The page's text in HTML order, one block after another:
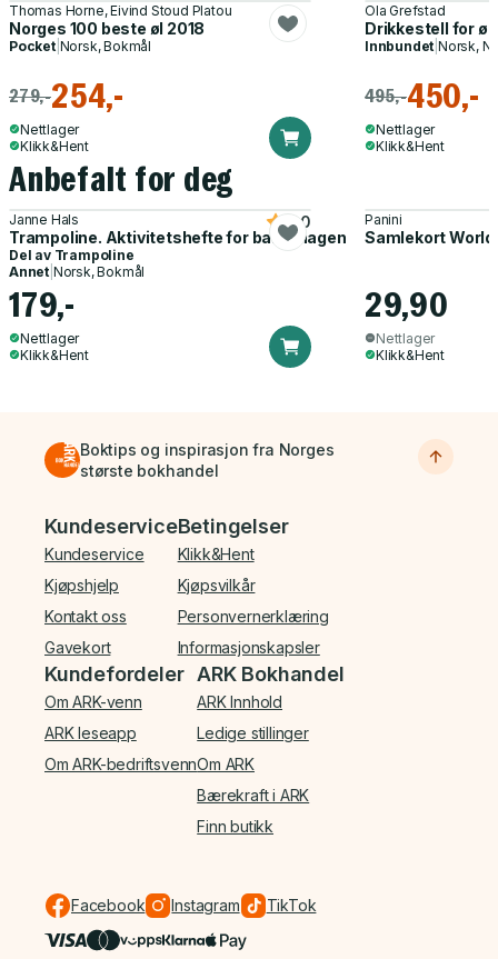
Thomas Horne, Eivind Stoud Platou
Norges 100 beste øl 2018
Pocket| Norsk, Bokmål
279,-254,-
Nettlager
Klikk&Hent
Ola Grefstad
Drikkestell for øl
Innbundet Norsk,
495,-450,-
Nettlager
Klikk&Hent
Anbefalt for deg
Janne Hals
Trampoline. Aktivitetshefte for barnehagen
5.0
Del av Trampoline
Annet Norsk, Bokmål
179,-
Nettlager
Klikk&Hent
Panini
Samlekort
29,90
Nettlager
Klikk&Hent
Boktips og inspirasjon fra Norges
største bokhandel
Bunnmeny
Kundeservice
Kundeservice
Kjøpshjelp
Kontakt oss
Gavekort
Betingelser
Klikk&Hent
Kjøpsvilkår
Personvernerklæring
Informasjonskapsler
Kundefordeler
Om ARK-venn
ARK leseapp
Om ARK-bedriftsvenn
ARK Bokhandel
ARK Innhold
Ledige stillinger
Om ARK
Bærekraft i ARK
Finn butikk
Facebook Instagram TikTok